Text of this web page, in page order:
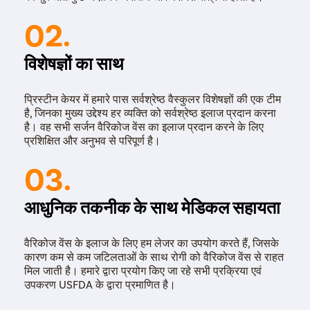
रुक जाता है, जिसके कारण समय के साथ, परेशान करने वाली नसें
गायब हो जाती हैं।
एंडोवेनस लेजर उपचार
वेंस के इलाज में मदद करता है। इस इलाज से पहले, लोकल
वाले क्षेत्र को सुन्न करने में मदद करता है। फिर कैथेटर [एक पतली
ट्यूब] डालने के लिए आपकी त्वचा में एक छोटा सा चीरा लगाया
जाएगा। इसके बाद, कैथेटर के माध्यम से वैरिकाज़ वेंस में एक लेजर
फाइबर डाला जाता है।
निकाल लेते हैं। ऐसा करने से लेजर फाइबर से निकलने वाला उच्च-ऊर्जा
लेजर वैरिकाज़ वेंस को गर्म करता है, जिससे वह बंद हो जाता है और अंततः
सिकुड़ जाता है। प्रक्रिया पूरी हो जाने के बाद, कट या चीरे को बंद कर
दिया जाता है।
02.
विशेषज्ञों का साथ
प्रिस्टीन केयर में हमारे पास सर्वश्रेष्ठ वैस्कुलर विशेषज्ञों की एक टीम
है, जिनका मुख्य उद्देश्य हर व्यक्ति को सर्वश्रेष्ठ इलाज प्रदान करना
है। वह सभी सर्जन वैरिकोज वेंस का इलाज प्रदान करने के लिए
प्रशिक्षित और अनुभव से परिपूर्ण है।
03.
आधुनिक तकनीक के साथ मेडिकल सहायता
वैरिकोज वेंस के इलाज के लिए हम लेजर का उपयोग करते हैं, जिसके
कारण कम से कम जटिलताओं के साथ रोगी को वैरिकोज वेंस से राहत
मिल जाती है। हमारे द्वारा प्रयोग किए जा रहे सभी प्रक्रिया एवं
उपकरण USFDA के द्वारा प्रमाणित है।